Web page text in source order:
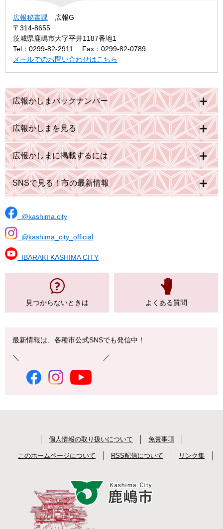
広報秘書課
広報G
〒314-8655
茨城県鹿嶋市大字平井1187番地1
Tel：0299-82-2911
Fax：0299-82-0789
メールでのお問い合わせはこちら
広報かしまバックナンバー
広報かしまを見る
広報かしまに掲載するには
SNSで見る！市の最新情報
@kashima.city
@kashima_city_official
IBARAKI KASHIMA CITY
見つからないときは よくある質問
最新情報は、各種市公式SNSでも発信中！
＼ ／
個人情報の取り扱いについて 免責事項
このホームページについて RSS配信について リンク集